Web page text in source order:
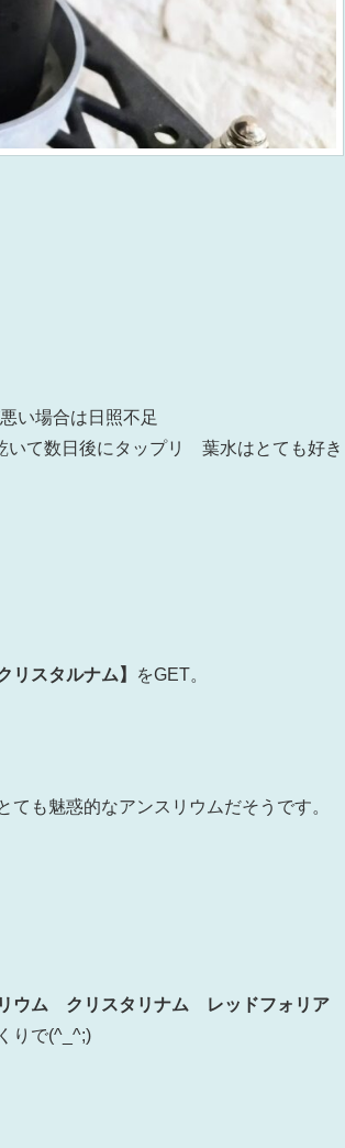
い場合は日照不足
て数日後にタップリ 葉水はとても好き
リスタルナム】 をGET。
も魅惑的なアンスリウムだそうです。
ウム クリスタリナム レッドフォリア
りで(^_^;)